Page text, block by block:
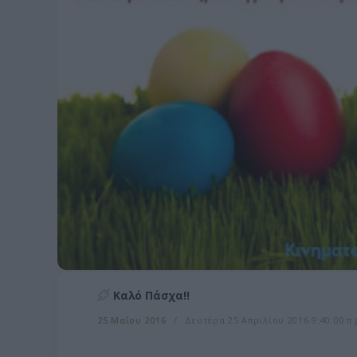
Καλό Πάσχα!!
25 Μαΐου 2016 Δευτέρα 25 Απριλίου 2016 9:40:00